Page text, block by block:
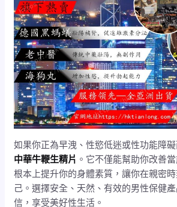
如果你正為早洩、性慾低迷或性功能障
中華牛鞭生精片 。它不僅能幫助你改善
根本上提升你的身體素質，讓你在親密
己。選擇安全、天然、有效的男性保健
信，享受美好性生活。